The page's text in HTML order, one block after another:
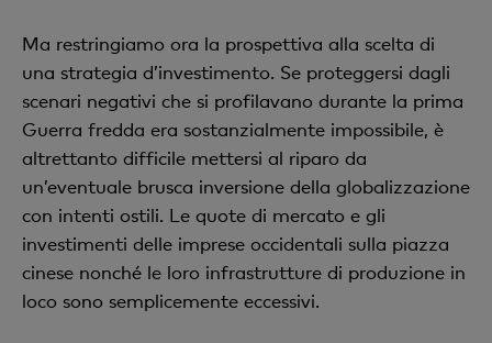
Ma restringiamo ora la prospettiva alla scelta di
una strategia d’investimento. Se proteggersi dagli
scenari negativi che si profilavano durante la prima
Guerra fredda era sostanzialmente impossibile, è
altrettanto difficile mettersi al riparo da
un’eventuale brusca inversione della globalizzazione
con intenti ostili. Le quote di mercato e gli
investimenti delle imprese occidentali sulla piazza
cinese nonché le loro infrastrutture di produzione in
loco sono semplicemente eccessivi.